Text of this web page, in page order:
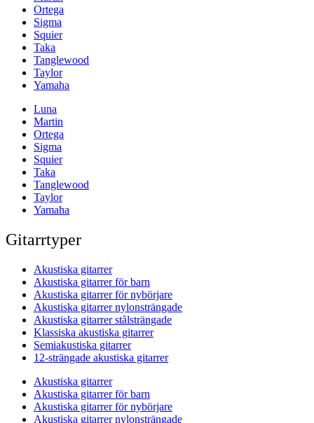
Ortega
Sigma
Squier
Taka
Tanglewood
Taylor
Yamaha
Luna
Martin
Ortega
Sigma
Squier
Taka
Tanglewood
Taylor
Yamaha
Gitarrtyper
Akustiska gitarrer
Akustiska gitarrer för barn
Akustiska gitarrer för nybörjare
Akustiska gitarrer nylonsträngade
Akustiska gitarrer stålsträngade
Klassiska akustiska gitarrer
Semiakustiska gitarrer
12-strängade akustiska gitarrer
Akustiska gitarrer
Akustiska gitarrer för barn
Akustiska gitarrer för nybörjare
Akustiska gitarrer nylonsträngade